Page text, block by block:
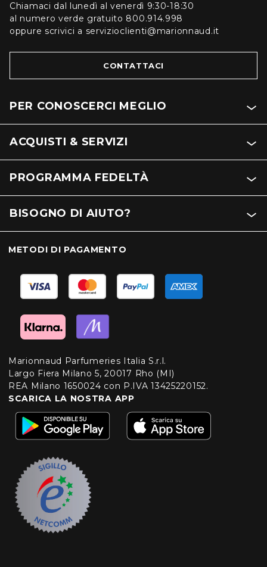
Chiamaci dal lunedì al venerdì 9:30-18:30
al numero verde gratuito 800.914.998
oppure scrivici a servizioclienti@marionnaud.it
CONTATTACI
PER CONOSCERCI MEGLIO
ACQUISTI & SERVIZI
PROGRAMMA FEDELTÀ
BISOGNO DI AIUTO?
METODI DI PAGAMENTO
Marionnaud Parfumeries Italia S.r.l.
Largo Fiera Milano 5, 20017 Rho (MI)
REA Milano 1650024 con P.IVA 13425220152.
SCARICA LA NOSTRA APP